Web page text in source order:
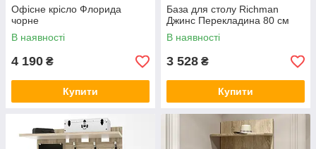
Oфісне крісло Флорида
чорне
В наявності
4 190 ₴
Купити
База для столу Richman
Джинс Перекладина 80 см
В наявності
3 528 ₴
Купити